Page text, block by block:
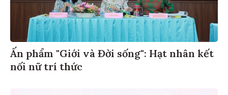
Ấn phẩm "Giới và Đời sống": Hạt nhân kết
nối nữ trí thức